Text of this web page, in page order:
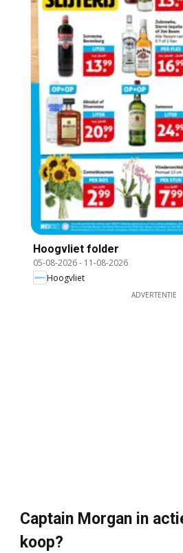
Hoogvliet folder
05-08-2026- 11-08-2026
Hoogvliet
ADVERTENTIE
Captain Morgan in
koop?